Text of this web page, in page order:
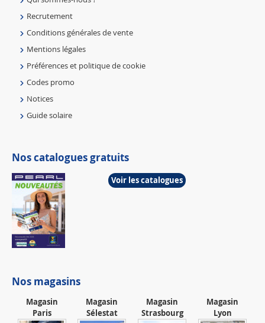
Recrutement
Conditions générales de vente
Mentions légales
Préférences et politique de cookie
Codes promo
Notices
Guide solaire
Nos catalogues gratuits
Voir les catalogues
Nos magasins
Magasin
Paris
Magasin
Sélestat
Magasin
Strasbourg
Magasin
Lyon